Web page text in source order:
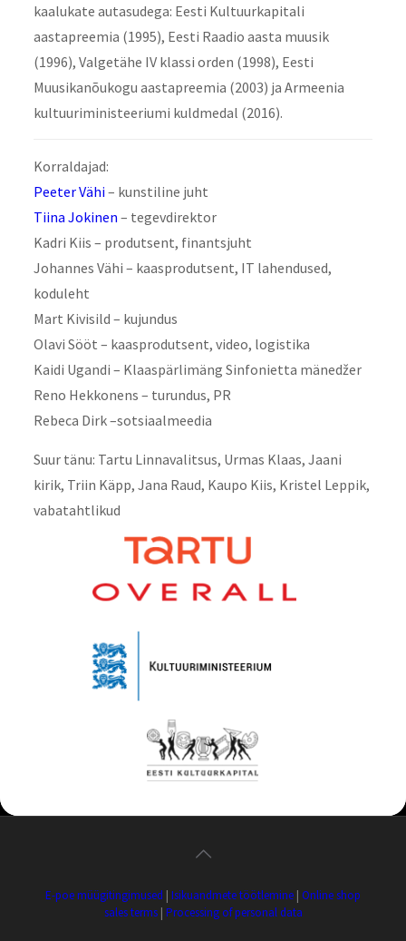
kaalukate autasudega: Eesti Kultuurkapitali
aastapreemia (1995), Eesti Raadio aasta muusik
(1996), Valgetähe IV klassi orden (1998), Eesti
Muusikanõukogu aastapreemia (2003) ja Armeenia
kultuuriministeeriumi kuldmedal (2016).
Korraldajad:
Peeter Vähi– kunstiline juht
Tiina Jokinen – tegevdirektor
Kadri Kiis – produtsent, finantsjuht
Johannes Vähi – kaasprodutsent, IT lahendused,
koduleht
Mart Kivisild – kujundus
Olavi Sööt – kaasprodutsent, video, logistika
Kaidi Ugandi – Klaaspärlimäng Sinfonietta mänedžer
Reno Hekkonens – turundus, PR
Rebeca Dirk –sotsiaalmeedia
Suur tänu: Tartu Linnavalitsus, Urmas Klaas, Jaani
kirik, Triin Käpp, Jana Raud, Kaupo Kiis, Kristel Leppik,
vabatahtlikud
E-poe müügitingimused | Isikuandmete töötlemine | Online shop
sales terms| Processing of personal data